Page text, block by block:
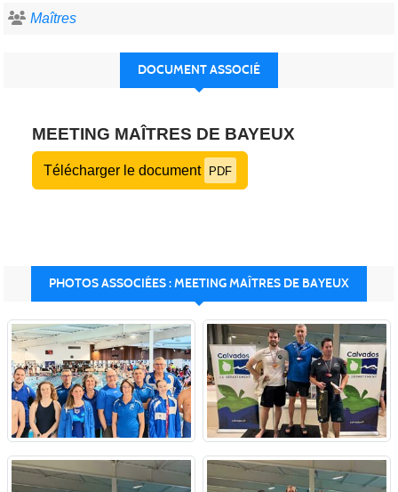
Maîtres
DOCUMENT ASSOCIÉ
MEETING MAÎTRES DE BAYEUX
Télécharger le document PDF
PHOTOS ASSOCIÉES : MEETING MAÎTRES DE BAYEUX